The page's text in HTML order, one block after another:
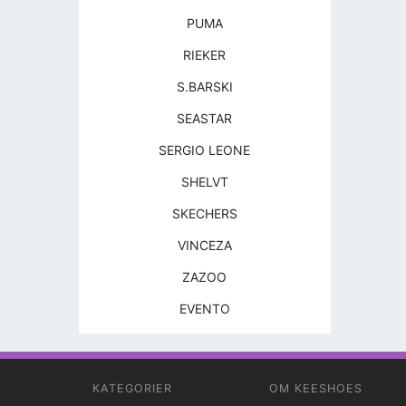
PUMA
RIEKER
S.BARSKI
SEASTAR
SERGIO LEONE
SHELVT
SKECHERS
VINCEZA
ZAZOO
EVENTO
KATEGORIER OM KEESHOES